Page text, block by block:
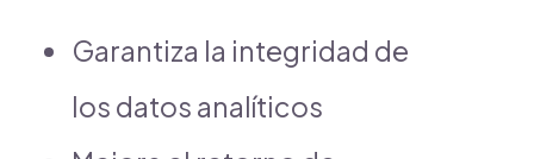
Garantiza la integridad de
los datos analíticos